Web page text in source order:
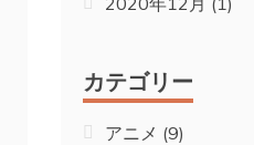
カテゴリー
アニメ (9)